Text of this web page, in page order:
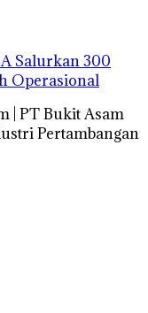
Salurkan 300
Operasional
| PT Bukit Asam
Pertambangan